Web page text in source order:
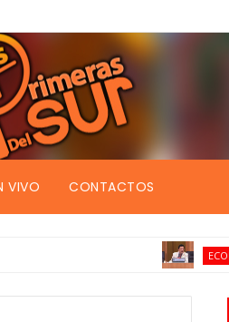
VIVO CONTACTOS
ECONOMIA